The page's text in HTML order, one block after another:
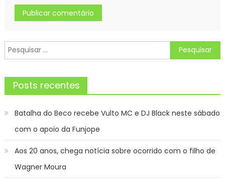
Pesquisar
por:
Posts recentes
Batalha do Beco recebe Vulto MC e DJ Black neste sábado
com o apoio da Funjope
Aos 20 anos, chega notícia sobre ocorrido com o filho de
Wagner Moura